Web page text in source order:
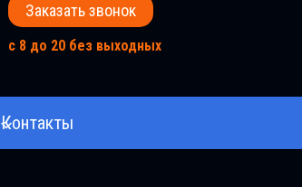
Заказать звонок
с 8 до 20 без выходных
Контакты